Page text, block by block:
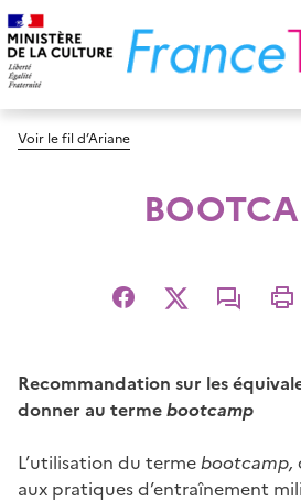
Voir le fil d’Ariane
Facebook
X email
Recommandation sur les
donner au termebootcamp
L’utilisation du terme bootcamp,
aux pratiques d’entraînement